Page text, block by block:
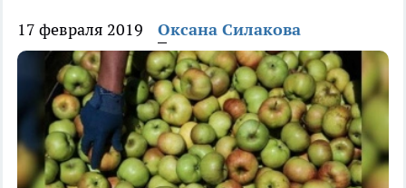
17 февраля 2019 Оксана Силакова